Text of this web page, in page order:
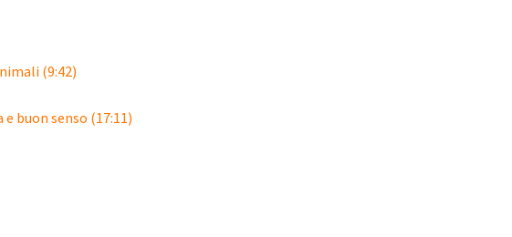
(9:42)
buon senso (17:11)